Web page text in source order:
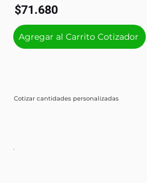
Cotizar cantidades personalizadas
$71.680
Agregar al Carrito Cotizador